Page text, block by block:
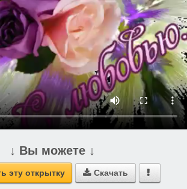
↓ Вы можете ↓
эту открытку  Скачать 